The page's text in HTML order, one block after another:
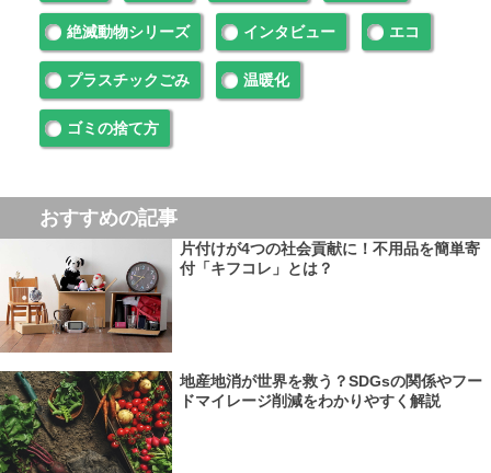
絶滅動物シリーズ インタビュー エコ
プラスチックごみ 温暖化
ゴミの捨て方
おすすめの記事
片付けが4つの社会貢献に！不用品を簡単寄
付「キフコレ」とは？
地産地消が世界を救う？SDGsの関係やフー
ドマイレージ削減をわかりやすく解説